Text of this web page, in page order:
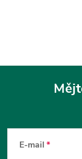
E-mail